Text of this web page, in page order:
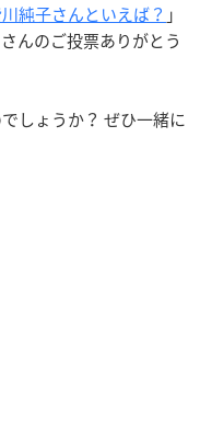
純子さんといえば？ 」
んのご投票ありがとう
しょうか？ ぜひ一緒に